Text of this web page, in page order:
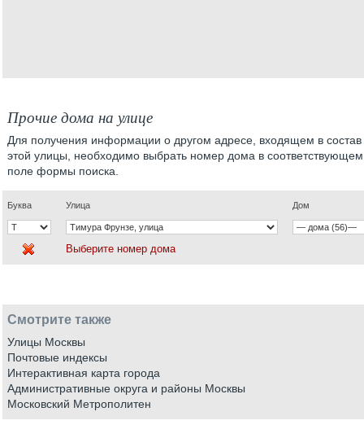
Прочие дома на улице
Для получения информации о другом адресе, входящем в состав
этой улицы, необходимо выбрать номер дома в соответствующем
поле формы поиска.
Буква Улица Дом
Выберите номер дома
Смотрите также
Улицы Москвы
Почтовые индексы
Интерактивная карта города
Административные округа и районы Москвы
Московский Метрополитен